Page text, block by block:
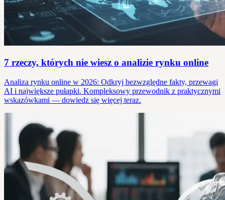
7 rzeczy, których nie wiesz o analizie rynku online
Analiza rynku online w 2026: Odkryj bezwzględne fakty, przewagi
AI i największe pułapki. Kompleksowy przewodnik z praktycznymi
wskazówkami — dowiedz się więcej teraz.